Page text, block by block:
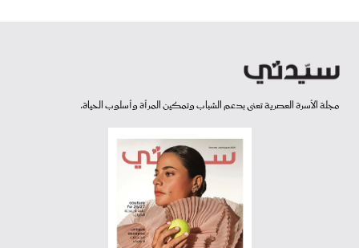
مجلة الأسرة العصرية تعنى بدعم الشباب وتمكين المرأة وأسلوب الحياة.